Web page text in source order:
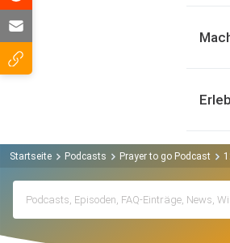
Startseite Podcasts Prayer to go Podcast